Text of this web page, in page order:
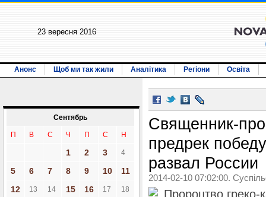
23 вересня 2016
Анонс Щоб ми так жили Аналітика Регіони Освіта
Сентябрь
П В С Ч П С Н
1 2 3 4
5 6 7 8 9 10
11
12
13 14 15 16 17 18
Священник-
предрек
развал России
2014-02-10 07:02:00.
Пророцтво греко-